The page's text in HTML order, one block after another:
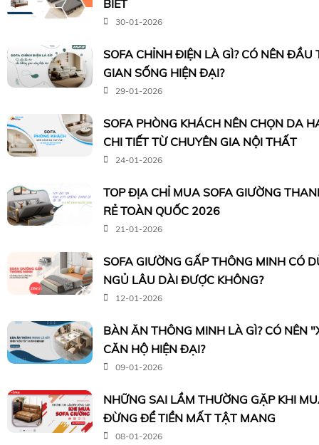
BIẾT
30-01-2026
SOFA CHỈNH ĐIỆN LÀ GÌ? CÓ NÊN ĐẦU
GIAN SỐNG HIỆN ĐẠI?
29-01-2026
SOFA PHÒNG KHÁCH NÊN CHỌN DA
CHI TIẾT TỪ CHUYÊN GIA NỘI THẤT
24-01-2026
TOP ĐỊA CHỈ MUA SOFA GIƯỜNG
RẺ TOÀN QUỐC 2026
21-01-2026
SOFA GIƯỜNG GẤP THÔNG MINH CÓ
NGỦ LÂU DÀI ĐƯỢC KHÔNG?
12-01-2026
BÀN ĂN THÔNG MINH LÀ GÌ? CÓ NÊN
CĂN HỘ HIỆN ĐẠI?
09-01-2026
NHỮNG SAI LẦM THƯỜNG GẶP KHI
ĐỪNG ĐỂ TIỀN MẤT TẬT MANG
08-01-2026